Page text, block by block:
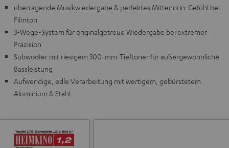
überragende Musikwiedergabe & perfektes Mittendrin-Gefühl bei
Filmton
3-Wege-System für originalgetreue Wiedergabe bei extremer
Präzision
Subwoofer mit riesigem 300-mm-Tieftöner für außergewöhnliche
Bassleistung
Aufwendige, edle Verarbeitung mit wertigem, gebürstetem
Aluminium & Stahl